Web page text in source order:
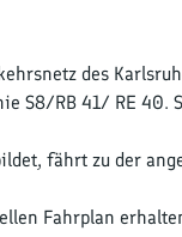
des
S8/RB 41/ RE
fährt zu der
Fahrplan